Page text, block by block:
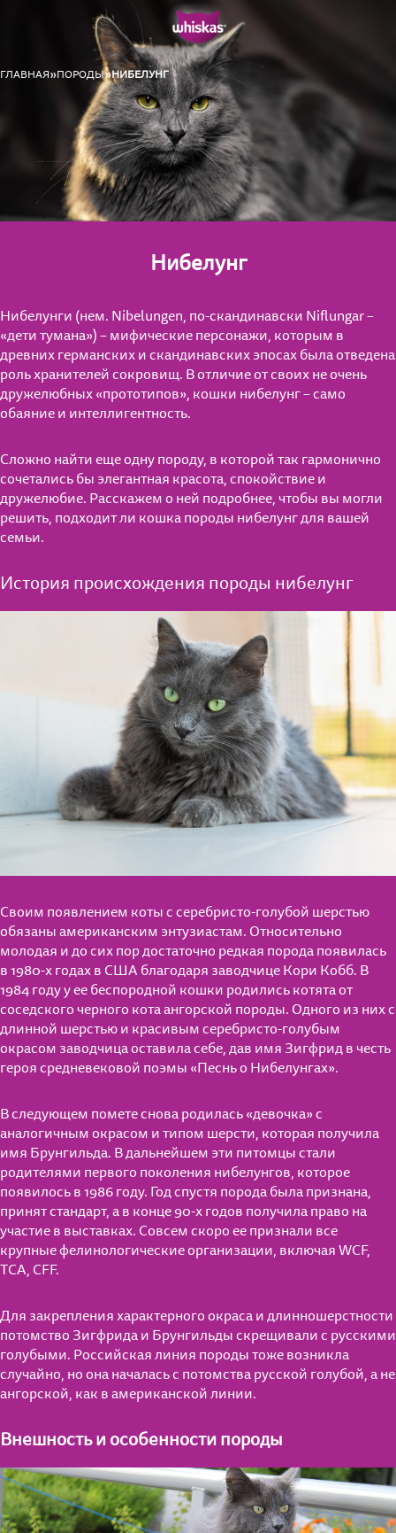
ГЛАВНАЯ ПОРОДЫ НИБЕЛУНГ
Нибелунг
Нибелунги (нем. Nibelungen, по-скандинавски Niflungar –
«дети тумана») – мифические персонажи, которым в
древних германских и скандинавских эпосах была отведена
роль хранителей сокровищ. В отличие от своих не очень
дружелюбных «прототипов», кошки нибелунг – само
обаяние и интеллигентность.
Сложно найти еще одну породу, в которой так гармонично
сочетались бы элегантная красота, спокойствие и
дружелюбие. Расскажем о ней подробнее, чтобы вы могли
решить, подходит ли кошка породы нибелунг для вашей
семьи.
История происхождения породы нибелунг
Своим появлением коты с серебристо-голубой шерстью
обязаны американским энтузиастам. Относительно
молодая и до сих пор достаточно редкая порода появилась
в 1980-х годах в США благодаря заводчице Кори Кобб. В
1984 году у ее беспородной кошки родились котята от
соседского черного кота ангорской породы. Одного из них с
длинной шерстью и красивым серебристо-голубым
окрасом заводчица оставила себе, дав имя Зигфрид в честь
героя средневековой поэмы «Песнь о Нибелунгах».
В следующем помете снова родилась «девочка» с
аналогичным окрасом и типом шерсти, которая получила
имя Брунгильда. В дальнейшем эти питомцы стали
родителями первого поколения нибелунгов, которое
появилось в 1986 году. Год спустя порода была признана,
принят стандарт, а в конце 90-х годов получила право на
участие в выставках. Совсем скоро ее признали все
крупные фелинологические организации, включая WCF,
TCA, CFF.
Для закрепления характерного окраса и длинношерстности
потомство Зигфрида и Брунгильды скрещивали с русскими
голубыми. Российская линия породы тоже возникла
случайно, но она началась с потомства русской голубой, а не
ангорской, как в американской линии.
Внешность и особенности породы